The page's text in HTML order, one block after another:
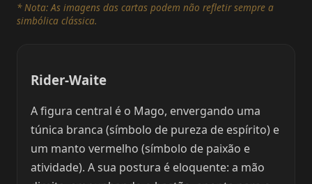
* Nota: As imagens das cartas podem não refletir sempre a
simbólica clássica.
Rider-Waite
A figura central é o Mago, envergando uma
túnica branca (símbolo de pureza de espírito) e
um manto vermelho (símbolo de paixão e
atividade). A sua postura é eloquente: a mão